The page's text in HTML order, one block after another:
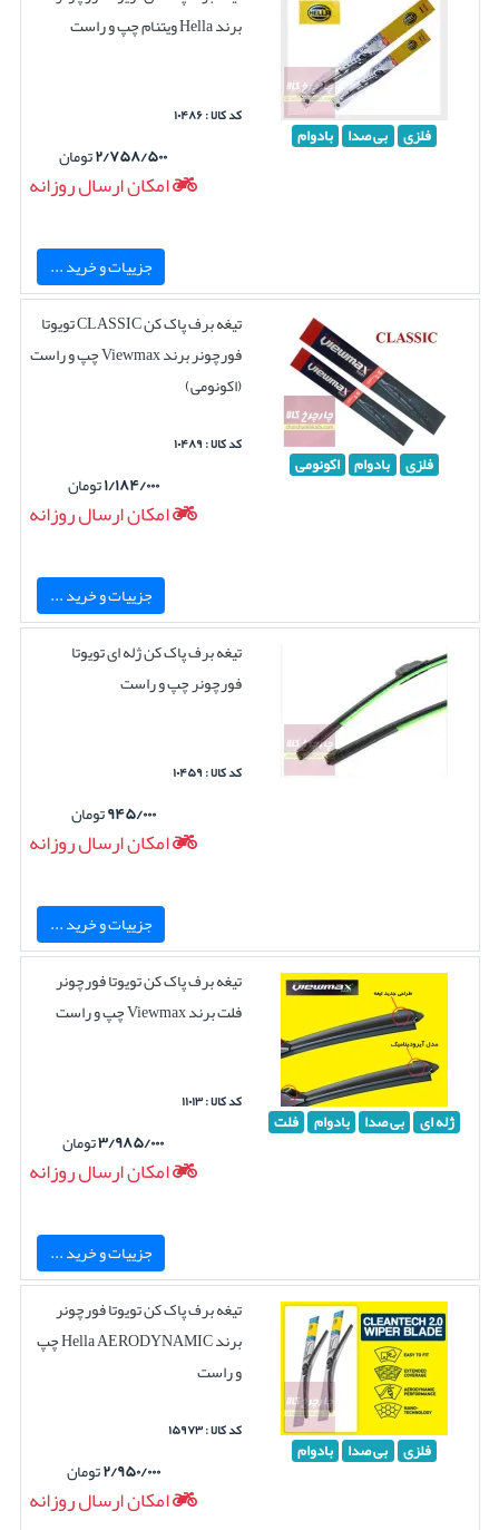
فلزی بی صدا بادوام
برند Hella ویتنام چپ و راست
کد کالا : ۱۰۴۸۶
۲/۷۵۸/۵۰۰تومان
امکان ارسال روزانه
جزییات و خرید ...
فلزی بادوام اکونومی
تیغه برف پاک کن CLASSIC تویوتا
فورچونر برند Viewmax چپ و راست
(اکونومی)
کد کالا : ۱۰۴۸۹
۱/۱۸۴/۰۰۰تومان
امکان ارسال روزانه
جزییات و خرید ...
تیغه برف پاک کن ژله ای تویوتا
فورچونر چپ و راست
کد کالا : ۱۰۴۵۹
۹۴۵/۰۰۰تومان
امکان ارسال روزانه
جزییات و خرید ...
ژله ای بی صدا بادوام فلت
تیغه برف پاک کن تویوتا فورچونر
فلت برند Viewmax چپ و راست
کد کالا : ۱۱۰۱۳
۳/۹۸۵/۰۰۰تومان
امکان ارسال روزانه
جزییات و خرید ...
فلزی بی صدا بادوام
تیغه برف پاک کن تویوتا فورچونر
برند Hella AERODYNAMIC چپ
و راست
کد کالا : ۱۵۹۷۳
۲/۹۵۰/۰۰۰تومان
امکان ارسال روزانه